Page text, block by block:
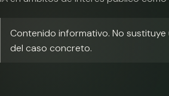
Contenido informativo. No sustituye
del caso concreto.